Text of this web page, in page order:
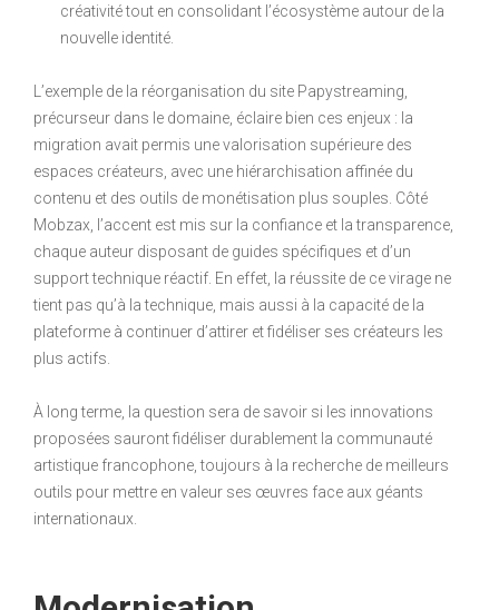
créativité tout en consolidant l’écosystème autour de la
nouvelle identité.
L’exemple de la réorganisation du site Papystreaming,
précurseur dans le domaine, éclaire bien ces enjeux : la
migration avait permis une valorisation supérieure des
espaces créateurs, avec une hiérarchisation affinée du
contenu et des outils de monétisation plus souples. Côté
Mobzax, l’accent est mis sur la confiance et la transparence,
chaque auteur disposant de guides spécifiques et d’un
support technique réactif. En effet, la réussite de ce virage ne
tient pas qu’à la technique, mais aussi à la capacité de la
plateforme à continuer d’attirer et fidéliser ses créateurs les
plus actifs.
À long terme, la question sera de savoir si les innovations
proposées sauront fidéliser durablement la communauté
artistique francophone, toujours à la recherche de meilleurs
outils pour mettre en valeur ses œuvres face aux géants
internationaux.